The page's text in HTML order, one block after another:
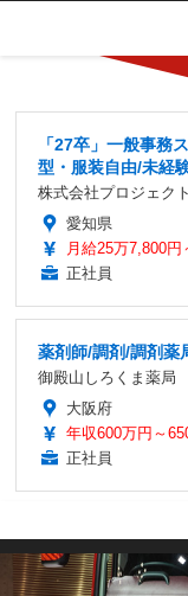
「27卒」一般事務
型・服装自由/未経
株式会社プロジェク
愛知県
月給25万7,800円
正社員
薬剤師/調剤/調剤薬
御殿山しろくま薬局
大阪府
年収600万円～
正社員